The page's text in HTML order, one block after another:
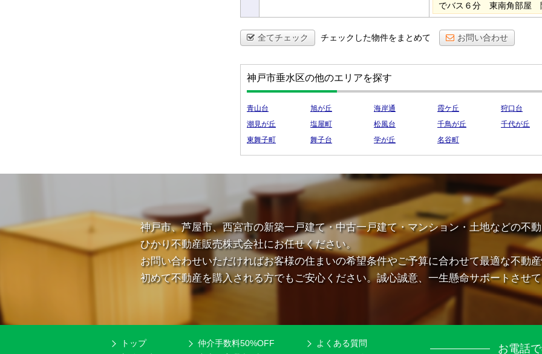
でバス６分 東南角部屋
全てチェック チェックした物件をまとめて お問い合わせ
神戸市垂水区の他のエリアを探す
青山台 旭が丘 海岸通 霞ケ丘
狩口台
潮見が丘
塩屋町 松風台 千鳥が丘
千代が丘
東舞子町
舞子台 学が丘 名谷町
神戸市、芦屋市、西宮市の新築一戸建て・中古一戸建て・マンション・土地などの不
ひかり不動産販売株式会社にお任せください。
お問い合わせいただければお客様の住まいの希望条件やご予算に合わせて最適な不動
初めて不動産を購入される方でもご安心ください。誠心誠意、一生懸命サポートさせ
トップ
仲介手数料50%OFF
よくある質問
お電話